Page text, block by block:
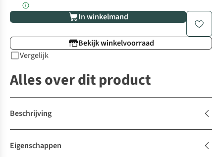
In winkelmand
Bekijk winkelvoorraad
Vergelijk
Alles over dit product
Beschrijving
Eigenschappen